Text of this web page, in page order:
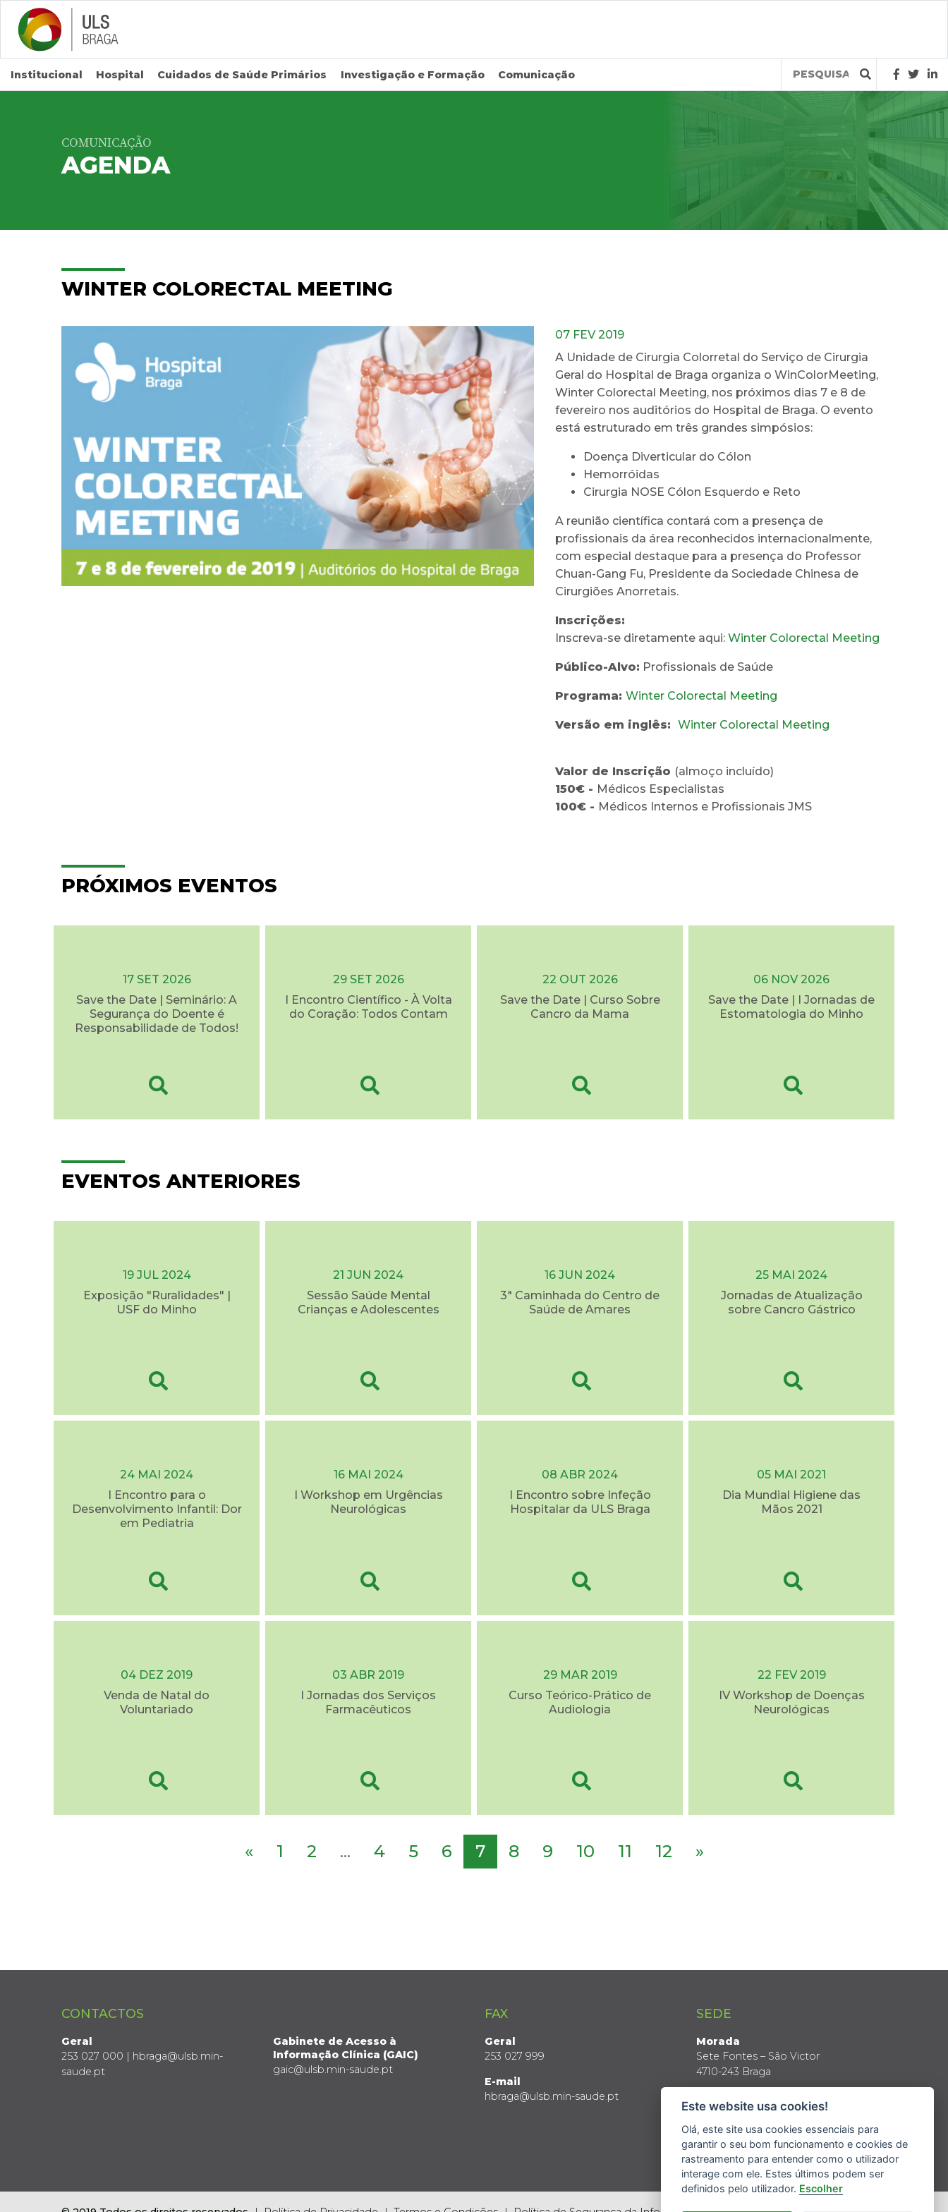
Saltar para conteúdo principal
Institucional Hospital Cuidados de Saúde Primários Investigação e Formação Comunicação
Query
COMUNICAÇÃO
AGENDA
WINTER COLORECTAL MEETING
07 FEV 2019
A Unidade de Cirurgia Colorretal do Serviço de Cirurgia
Geral do Hospital de Braga organiza o WinColorMeeting,
Winter Colorectal Meeting, nos próximos dias 7 e 8 de
fevereiro nos auditórios do Hospital de Braga. O evento
está estruturado em três grandes simpósios:
Doença Diverticular do Cólon
Hemorróidas
Cirurgia NOSE Cólon Esquerdo e Reto
A reunião científica contará com a presença de
profissionais da área reconhecidos internacionalmente,
com especial destaque para a presença do Professor
Chuan-Gang Fu, Presidente da Sociedade Chinesa de
Cirurgiões Anorretais.
Inscrições:
Inscreva-se diretamente aqui: Winter Colorectal Meeting
Público-Alvo: Profissionais de Saúde
Programa: Winter Colorectal Meeting
Versão em inglês: Winter Colorectal Meeting
Valor de Inscrição (almoço incluído)
150€ - Médicos Especialistas
100€ - Médicos Internos e Profissionais JMS
PRÓXIMOS EVENTOS
17 SET 2026
Save the Date | Seminário: A
Segurança do Doente é
Responsabilidade de Todos!
29 SET 2026
I Encontro Científico - À Volta
do Coração: Todos Contam
22 OUT 2026
Save the Date | Curso Sobre
Cancro da Mama
06 NOV 2026
Save the Date | I Jornadas de
Estomatologia do Minho
EVENTOS ANTERIORES
19 JUL 2024
Exposição "Ruralidades" |
USF do Minho
21 JUN 2024
Sessão Saúde Mental
Crianças e Adolescentes
16 JUN 2024
3ª Caminhada do Centro de
Saúde de Amares
25 MAI 2024
Jornadas de Atualização
sobre Cancro Gástrico
24 MAI 2024
I Encontro para o
Desenvolvimento Infantil: Dor
em Pediatria
16 MAI 2024
I Workshop em Urgências
Neurológicas
08 ABR 2024
I Encontro sobre Infeção
Hospitalar da ULS Braga
05 MAI 2021
Dia Mundial Higiene das
Mãos 2021
04 DEZ 2019
Venda de Natal do
Voluntariado
03 ABR 2019
I Jornadas dos Serviços
Farmacêuticos
29 MAR 2019
Curso Teórico-Prático de
Audiologia
22 FEV 2019
IV Workshop de Doenças
Neurológicas
« 1 2 ... 4 5 6 7 8 9 10 11 12 »
CONTACTOS
Geral
253 027 000 | hbraga@ulsb.min-
saude.pt
Gabinete de Acesso à
Informação Clínica (GAIC)
gaic@ulsb.min-saude.pt
FAX
Geral
253 027 999
E-mail
hbraga@ulsb.min-saude.pt
SEDE
Morada
Sete Fontes – São Victor
4710-243 Braga
Latitude: 41º 34’ N
Longitude: 8º 24’ W
Este website usa cookies!
Olá, este site usa cookies essenciais para
garantir o seu bom funcionamento e cookies de
rastreamento para entender como o utilizador
interage com ele. Estes últimos podem ser
definidos pelo utilizador. Escolher